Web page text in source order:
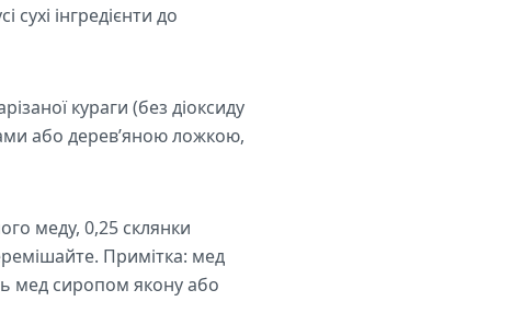
інгредієнти до
кураги (без діоксиду
або дерев’яною ложкою,
меду, 0,25 склянки
Примітка: мед
мед сиропом якону або